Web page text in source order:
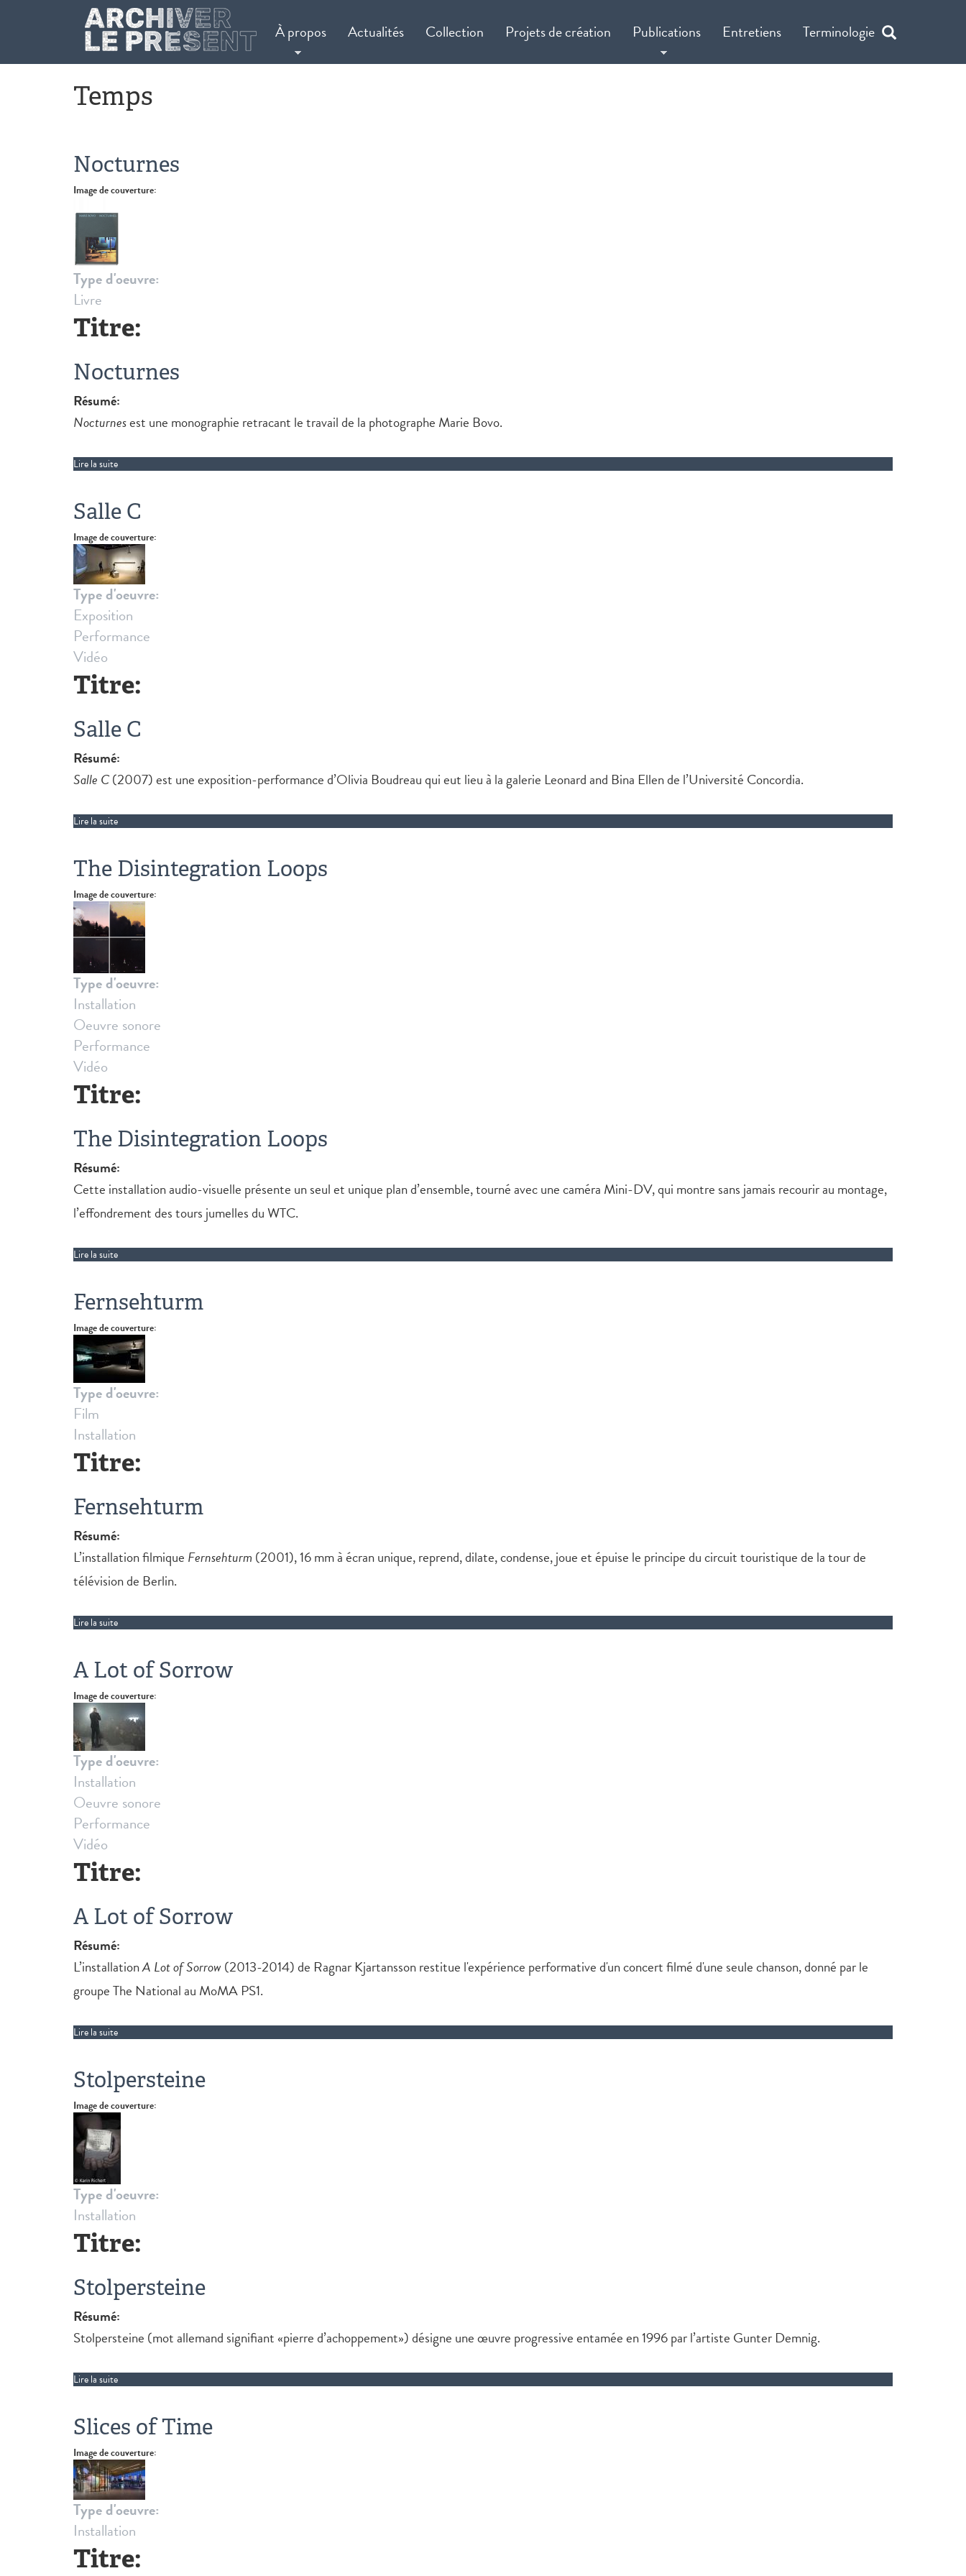
Aller au contenu principal
À propos Actualités Collection Projets de création Publications Entretiens Terminologie
Temps
Nocturnes
Image de couverture:
Type d'oeuvre:
Livre
Titre:
Nocturnes
Résumé:
Nocturnesest une monographie retracant le travail de la photographe Marie Bovo.
Lire la suite
Salle C
Image de couverture:
Type d'oeuvre:
Exposition
Performance
Vidéo
Titre:
Salle C
Résumé:
Salle C(2007) est une exposition-performance d’Olivia Boudreau qui eut lieu à la galerie Leonard and Bina Ellen de l’Université Concordia.
Lire la suite
The Disintegration Loops
Image de couverture:
Type d'oeuvre:
Installation
Oeuvre sonore
Performance
Vidéo
Titre:
The Disintegration Loops
Résumé:
Cette installation audio-visuelle présente un seul et unique plan d’ensemble, tourné avec une caméra Mini-DV, qui montre sans jamais recourir au montage,
l’effondrement des tours jumelles du WTC.
Lire la suite
Fernsehturm
Image de couverture:
Type d'oeuvre:
Film
Installation
Titre:
Fernsehturm
Résumé:
L’installation filmique Fernsehturm (2001), 16 mm à écran unique, reprend, dilate, condense, joue et épuise le principe du circuit touristique de la tour de
télévision de Berlin.
Lire la suite
A Lot of Sorrow
Image de couverture:
Type d'oeuvre:
Installation
Oeuvre sonore
Performance
Vidéo
Titre:
A Lot of Sorrow
Résumé:
L’installationA Lot of Sorrow(2013-2014) de Ragnar Kjartansson restitue l'expérience performative d'un concert filmé d'une seule chanson, donné par le
groupe The National au MoMA PS1.
Lire la suite
Stolpersteine
Image de couverture:
Type d'oeuvre:
Installation
Titre:
Stolpersteine
Résumé:
Stolpersteine (mot allemand signifiant «pierre d’achoppement») désigne une œuvre progressive entamée en 1996 par l’artiste Gunter Demnig.
Lire la suite
Slices of Time
Image de couverture:
Type d'oeuvre:
Installation
Titre: